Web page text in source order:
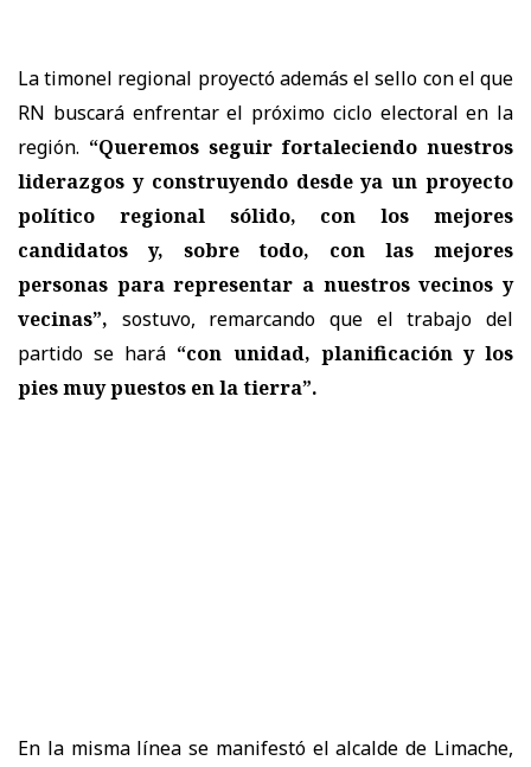
La timonel regional proyectó además el sello con el que
RN buscará enfrentar el próximo ciclo electoral en la
región. “Queremos seguir fortaleciendo nuestros
liderazgos y construyendo desde ya un proyecto
político regional sólido, con los mejores
candidatos y, sobre todo, con las mejores
personas para representar a nuestros vecinos y
vecinas”, sostuvo, remarcando que el trabajo del
partido se hará “con unidad, planificación y los
pies muy puestos en la tierra”.
En la misma línea se manifestó el alcalde de Limache,